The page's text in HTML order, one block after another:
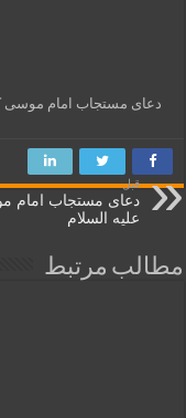
دعای مستجاب امام موسی
قبل
دعای مستجاب امام
علیه السلام
مطالب مرتبط